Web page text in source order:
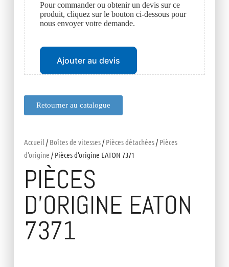
Retourner au catalogue
Accueil /Boîtes de vitesses/Pièces détachées/Pièces
d'origine / Pièces d’origine EATON 7371
PIÈCES
D’ORIGINE EATON
7371
Pour commander ou obtenir un devis sur ce
produit, cliquez sur le bouton ci-dessous pour
nous envoyer votre demande.
Ajouter au devis